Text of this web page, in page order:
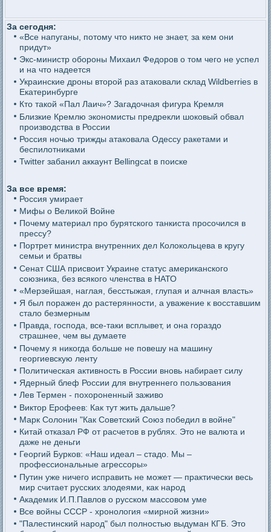
За сегодня:
«Все напуганы, потому что никто не знает, за кем они
придут»
Экс-министр обороны Михаил Федоров о том чего не успел
и на что надеется
Украинские дроны второй раз атаковали склад Wildberries в
Екатеринбурге
Кто такой «Пал Лаич»? Загадочная фигура Кремля
Близкие Кремлю экономисты предрекли шоковый обвал
производства в России
Россия ночью трижды атаковала Одессу ракетами и
беспилотниками
Twitter забанил аккаунт Bellingcat в поиске
За все время:
Россия умирает
Мифы о Великой Войне
Почему материал про бурятского танкиста просочился в
прессу?
Портрет министра внутренних дел Колокольцева в кругу
семьи и братвы
Сенат США присвоит Украине статус американского
союзника, без всякого членства в НАТО
«Мерзейшая, наглая, бесстыжая, глупая и алчная власть»
Я был поражен до растерянности, а уважение к восставшим
стало безмерным
Правда, господа, все-таки всплывет, и она гораздо
страшнее, чем вы думаете
Почему я никогда больше не повешу на машину
георгиевскую ленту
Политическая активность в России вновь набирает силу
Ядерный блеф России для внутреннего пользования
Лев Термен - похороненный заживо
Виктор Ерофеев: Как тут жить дальше?
Марк Солонин "Как Советский Союз победил в войне"
Китай отказал РФ от расчетов в рублях. Это не валюта и
даже не деньги
Георгий Бурков: «Наш идеал – стадо. Мы –
профессиональные агрессоры»
Путин уже ничего исправить не может — практически весь
мир считает русских злодеями, как народ
Академик И.П.Павлов о русском массовом уме
Все войны СССР - хронология «мирной жизни»
"Палестинский народ" был полностью выдуман КГБ. Это